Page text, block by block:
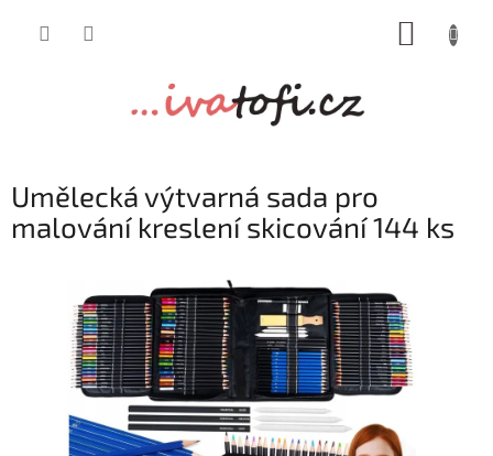
Umělecká výtvarná sada pro
malování kreslení skicování 144 ks